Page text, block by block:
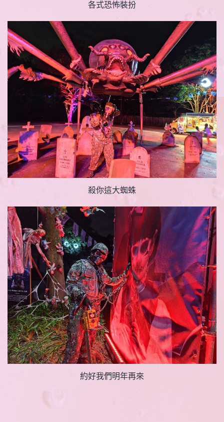
各式恐怖裝扮
殺你這大蜘蛛
約好我們明年再來